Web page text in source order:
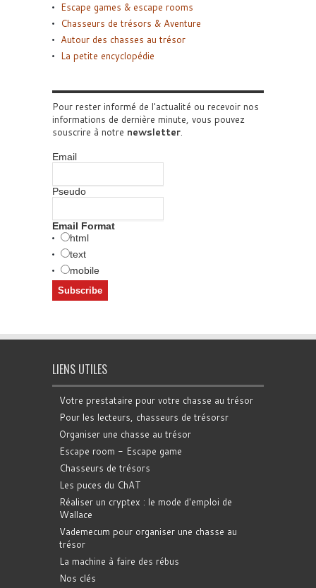
Escape games & escape rooms
Chasseurs de trésors & Aventure
Autour des chasses au trésor
La petite encyclopédie
Pour rester informé de l'actualité ou recevoir nos
informations de dernière minute, vous pouvez
souscrire à notre newsletter.
Email
Pseudo
Email Format
html
text
mobile
LIENS UTILES
Votre prestataire pour votre chasse au trésor
Pour les lecteurs, chasseurs de trésorsr
Organiser une chasse au trésor
Escape room - Escape game
Chasseurs de trésors
Les puces du ChAT
Réaliser un cryptex : le mode d'emploi de
Wallace
Vademecum pour organiser une chasse au
trésor
La machine à faire des rébus
Nos clés